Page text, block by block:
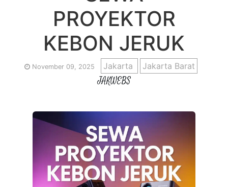
PROYEKTOR
KEBON JERUK
November 09, 2025 Jakarta Jakarta Barat
JAKWEBS